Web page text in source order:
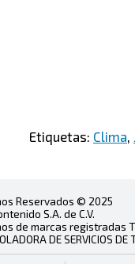
Etiquetas: Clima
Reservados © 2025
S.A. de C.V.
de marcas registradas
DE SERVICIOS DE